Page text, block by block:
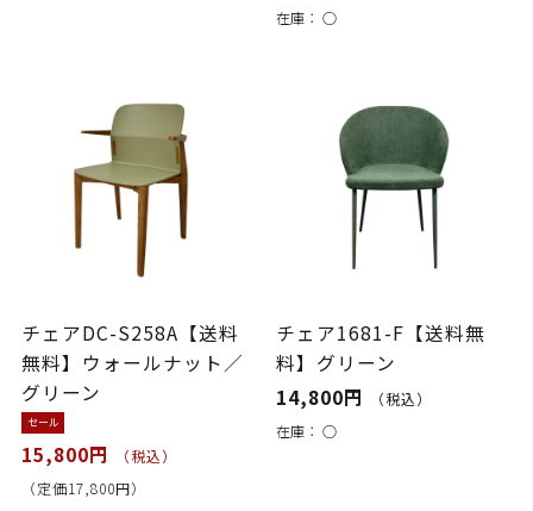
在庫：○
チェアDC-S258A【送料
無料】ウォールナット／
グリーン
セール
15,800円
（税込）
（定価17,800円）
チェア1681-F【送料無
料】グリーン
14,800円
（税込）
在庫：○